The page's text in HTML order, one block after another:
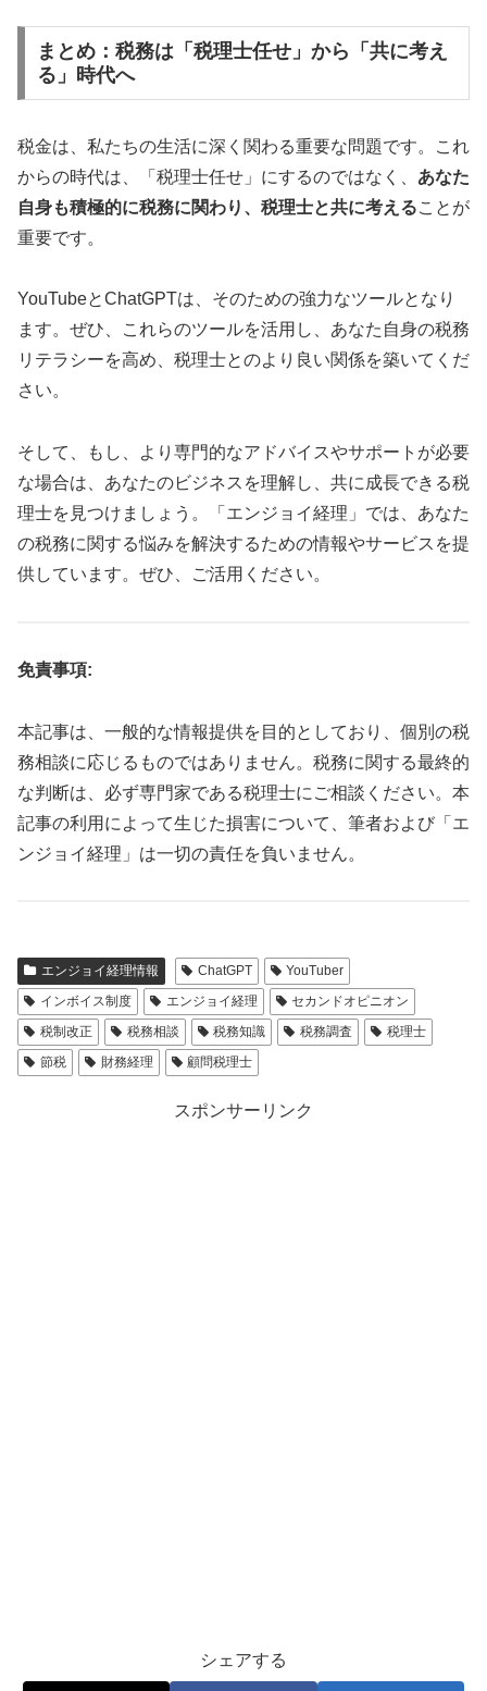
まとめ：税務は「税理士任せ」から「共に考え
る」時代へ
税金は、私たちの生活に深く関わる重要な問題です。これ
からの時代は、「税理士任せ」にするのではなく、 あなた
自身も積極的に税務に関わり、税理士と共に考えることが
重要です。
YouTubeとChatGPTは、そのための強力なツールとなり
ます。ぜひ、これらのツールを活用し、あなた自身の税務
リテラシーを高め、税理士とのより良い関係を築いてくだ
さい。
そして、もし、より専門的なアドバイスやサポートが必要
な場合は、あなたのビジネスを理解し、共に成長できる税
理士を見つけましょう。「エンジョイ経理」では、あなた
の税務に関する悩みを解決するための情報やサービスを提
供しています。ぜひ、ご活用ください。
免責事項:
本記事は、一般的な情報提供を目的としており、個別の税
務相談に応じるものではありません。税務に関する最終的
な判断は、必ず専門家である税理士にご相談ください。本
記事の利用によって生じた損害について、筆者および「エ
ンジョイ経理」は一切の責任を負いません。
エンジョイ経理情報 ChatGPT
YouTuber
インボイス制度
エンジョイ経理
セカンドオピニオン
税制改正
税務相談 税務知識 税務調査
税理士
節税
財務経理 顧問税理士
スポンサーリンク
シェアする